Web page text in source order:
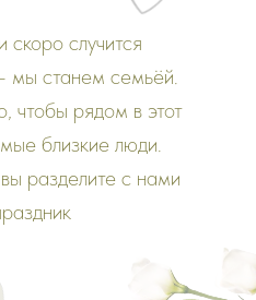
случится
мы станем семьёй.
чтобы рядом в этот
близкие люди.
разделите с нами